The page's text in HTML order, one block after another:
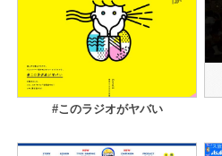
#このラジオがヤバい